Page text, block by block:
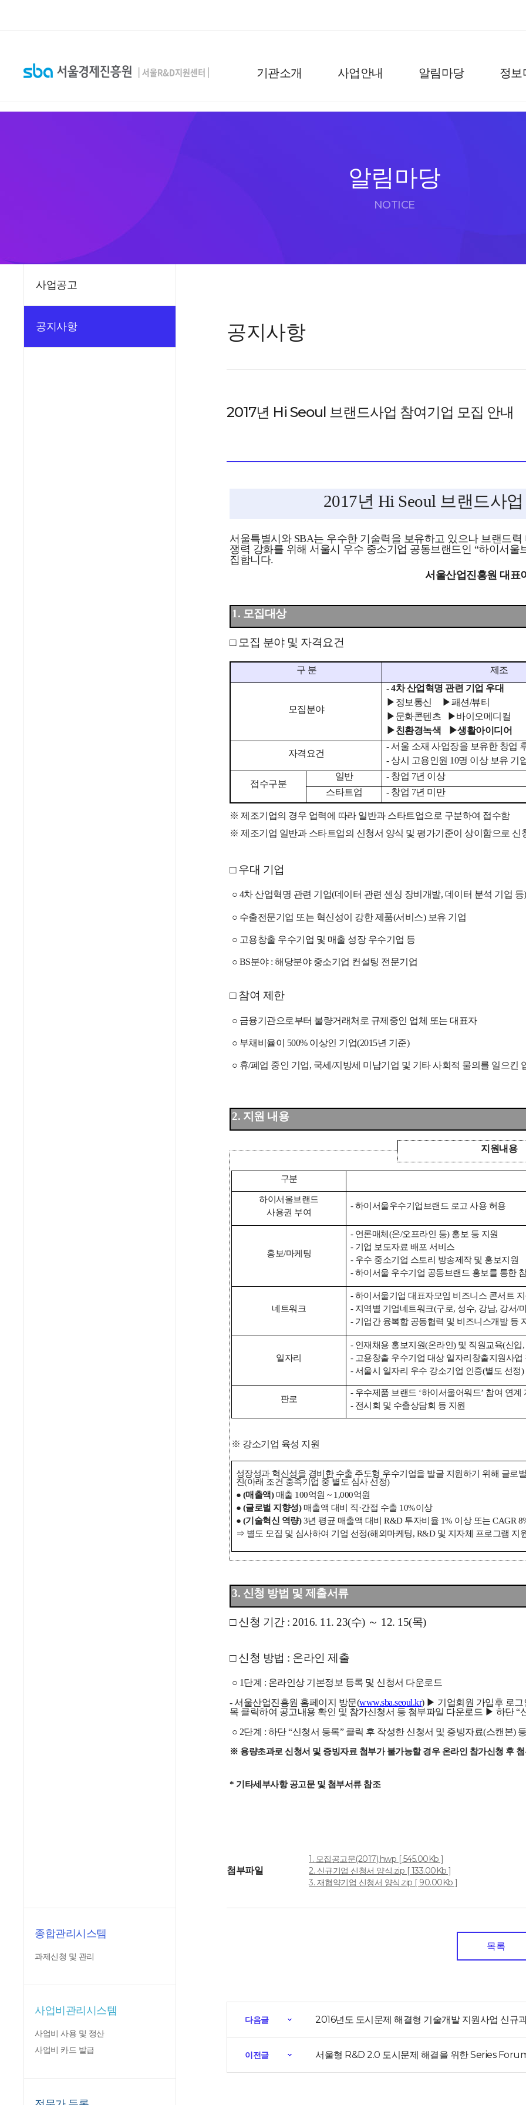
기관소개 사업안내 알림마당 정보
알림마당
NOTICE
사업공고
공지사항
종합관리시스템
과제신청 및 관리
사업비관리시스템
사업비 사용 및 정산
사업비 카드 발급
공지사항
2017년 Hi Seoul 브랜드사업 참여기업 모집 안내
2017년 Hi Seoul 브랜드사
서울특별시와 SBA는 우수한 기술력을 보유하고 있으나 브랜드력
쟁력 강화를 위해 서울시 우수 중소기업 공동브랜드인 “하이서울
집합니다.
서울산업진흥원 대 표
1. 모집대상
□ 모집 분야 및 자격요건
구 분 제조
모집분야
- 4차 산업혁명 관련 기업 우대
▶정보통신
▶패션/뷰티
▶ 문화콘텐츠 ▶바이오메디컬
▶친환경녹색
▶생활아이디어
자격요건
- 서울 소재 사업장을 보유한 창업
- 상시 고용인원 10명 이상 보유 기
접수구분
일반 - 창업 7년 이상
스타트업
- 창업 7년 미만
※ 제조기업의 경우 업력에 따라 일반과 스타트업으로 구분하여 접수함
※ 제조기업 일반과 스타트업의 신청서 양식 및 평가기준이 상이함으로 신
□우대 기업
○ 4차 산업혁명 관련 기업(데이터 관련 센싱 장비개발, 데이터 분석 기업 등)
○ 수출전문기업 또는 혁신성이 강한 제품(서비스) 보유 기업
○ 고용창출 우수기업 및 매출 성장 우수기업 등
○ BS분야 : 해당분야 중소기업 컨설팅 전문기업
□참여 제한
○ 금융기관으로부터 불량거래처로 규제중인 업체 또는 대표자
○ 부채비율이 500% 이상인 기업(2015년 기준)
○ 휴/폐업 중인 기업, 국세/지방세 미납기업 및 기타 사회적 물의를 일으킨
2. 지원 내용
지원내용
구분
하이서울브랜드
사용권 부여
- 하이서울우수기업브랜드 로고 사용 허용
홍보/마케팅
- 언론매체(온/오프라인 등) 홍보 등 지원
- 기업 보도자료 배포 서비스
- 우수 중소기업 스토리 방송제작 및 홍보지원
- 하이서울 우수기업 공동브랜드 홍보를 통한
네트워크
- 하이서울기업 대표자모임 비즈니스 콘서트 지
- 지역별 기업네트워크(구로, 성수, 강남, 강서/
- 기업간 융복합 공동협력 및 비즈니스개발 등
일자리
- 인재채용 홍보지원(온라인) 및 직원교육(신입,
- 고용창출 우수기업 대상 일자리창출지원사
- 서울시 일자리 우수 강소기업 인증(별도 선정)
판로
- 우수제품 브랜드 ‘하이서울어워드’ 참여 연계
- 전시회 및 수출상담회 등 지원
※ 강소기업 육성 지원
성장성과 혁신성을 겸비한 수출 주도형 우수기업을 발굴 지원하기 위해 글로
진(아래 조건 충족기업 중 별도 심사 선정)
● (매출액)매출 100억원 ~ 1,000억원
● (글로벌 지향성)매출액 대비 직·간접 수출 10%이상
● (기술혁신 역량)3년 평균 매출액 대비 R&D 투자비율 1% 이상 또는 CAGR
⇒ 별도 모집 및 심사하여 기업 선정(해외마케팅, R&D 및 지자체 프로그램 지
3. 신청 방법 및 제출서류
□신청 기간 : 2016. 11. 23(수) ～ 12. 15(목)
□신청 방법 : 온라인 제출
○ 1단계 : 온라인상 기본정보 등록 및 신청서 다운로드
-서울산업진흥원 홈페이지 방문(www.sba.seoul.kr) ▶ 기업회원 가입후 로
목 클릭하여 공고내용 확인 및 참가신청서 등 첨부파일 다운로드 ▶ 하단 “
○ 2단계 : 하단 “신청서 등록” 클릭 후 작성한 신청서 및 증빙자료(스캔본)
※ 용량초과로 신청서 및 증빙자료 첨부가 불가능할 경우 온라인 참가신청 후
* 기타세부사항 공고문 및 첨부서류 참조
첨부파일
1. 모집공고문(2017).hwp [ 545.00Kb ]
2. 신규기업 신청서 양식.zip [ 133.00Kb ]
3. 재협약기업 신청서 양식.zip [ 90.00Kb ]
목록
다음글 2016년도 도시문제 해결형 기술개발 지원사업 신규
이전글 서울형 R&D 2.0 도시문제 해결을 위한 Series